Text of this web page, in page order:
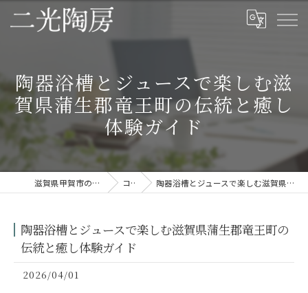
陶器浴槽とジュースで楽しむ滋
賀県蒲生郡竜王町の伝統と癒し
体験ガイド
滋賀県甲賀市の信楽焼なら二光陶房 コラム 陶器浴槽とジュースで楽しむ滋賀県蒲生郡竜王町の伝統と癒し体験ガイド
陶器浴槽とジュースで楽しむ滋賀県蒲生郡竜王町の
伝統と癒し体験ガイド
2026/04/01